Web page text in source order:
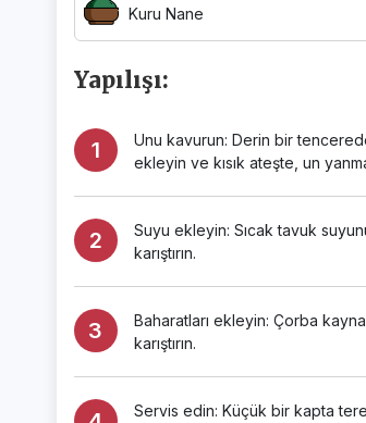
Kuru Nane
Yapılışı:
Unu kavurun: Derin bir
ekleyin ve kısık ateşte, un
Suyu ekleyin: Sıcak tavuk
karıştırın.
Baharatları ekleyin: Çorba
karıştırın.
Servis edin: Küçük bir kapta